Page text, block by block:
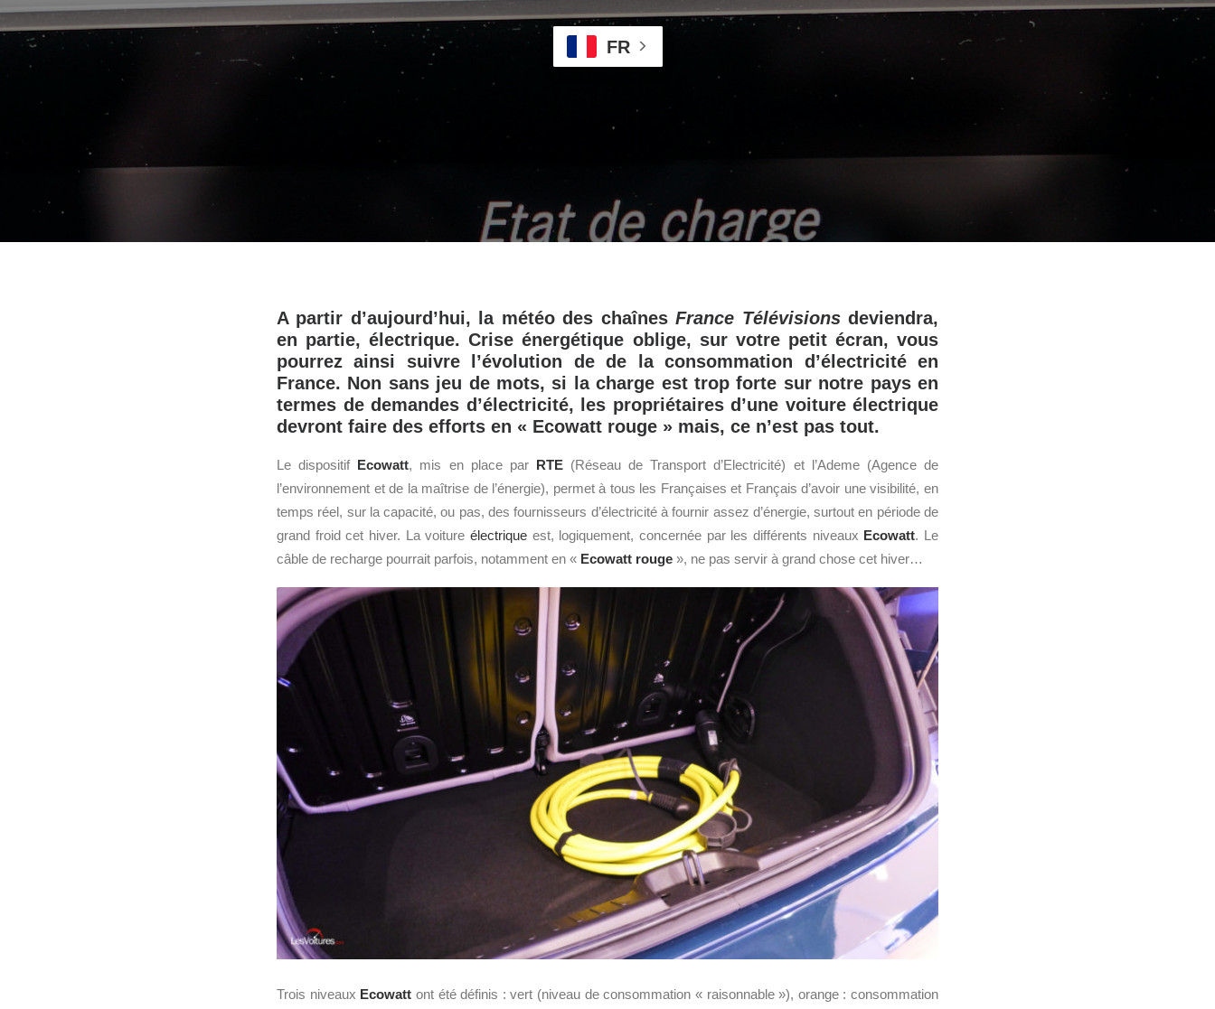
FR
A partir d’aujourd’hui, la météo des chaînesFrance Télévisionsdeviendra,
en partie, électrique. Crise énergétique oblige, sur votre petit écran, vous
pourrez ainsi suivre l’évolution de de la consommation d’électricité en
France. Non sans jeu de mots, si la charge est trop forte sur notre pays en
termes de demandes d’électricité, les propriétaires d’une voiture électrique
devront faire des efforts en « Ecowatt rouge » mais, ce n’est pas tout.
Le dispositif Ecowatt, mis en place par RTE(Réseau de Transport d’Electricité) et l’Ademe (Agence de
l’environnement et de la maîtrise de l’énergie), permet à tous les Françaises et Français d’avoir une visibilité, en
temps réel, sur la capacité, ou pas, des fournisseurs d’électricité à fournir assez d’énergie, surtout en période de
grand froid cet hiver. La voiture électrique est, logiquement, concernée par les différents niveaux Ecowatt. Le
câble de recharge pourrait parfois, notamment en « Ecowatt rouge », ne pas servir à grand chose cet hiver…
Trois niveaux Ecowatt ont été définis : vert (niveau de consommation « raisonnable »), orange : consommation